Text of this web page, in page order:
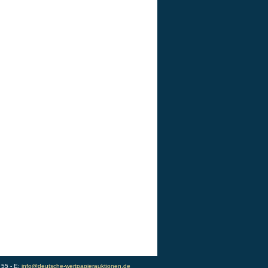
- E: info@deutsche-wertpapierauktionen.de